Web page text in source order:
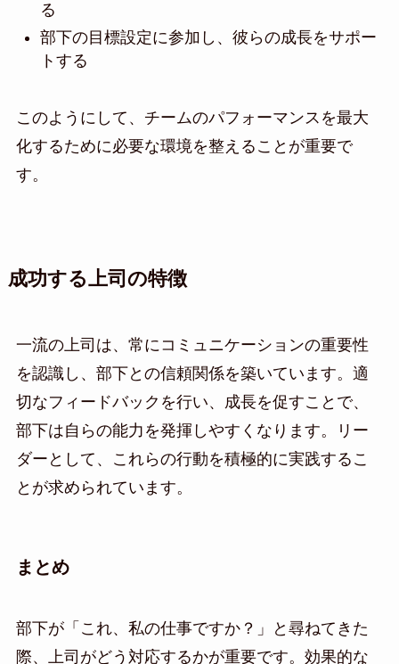
る
部下の目標設定に参加し、彼らの成長をサポー
トする
このようにして、チームのパフォーマンスを最大
化するために必要な環境を整えることが重要で
す。
成功する上司の特徴
一流の上司は、常にコミュニケーションの重要性
を認識し、部下との信頼関係を築いています。適
切なフィードバックを行い、成長を促すことで、
部下は自らの能力を発揮しやすくなります。リー
ダーとして、これらの行動を積極的に実践するこ
とが求められています。
まとめ
部下が「これ、私の仕事ですか？」と尋ねてきた
際、上司がどう対応するかが重要です。効果的な